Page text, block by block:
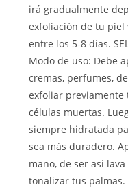
irá gradualmente
exfoliación de tu piel
entre los 5-8 días.
Modo de uso: Debe
cremas, perfumes,
exfoliar previamente
células muertas.
siempre hidratada
sea más duradero.
mano, de ser así
tonalizar tus palmas.